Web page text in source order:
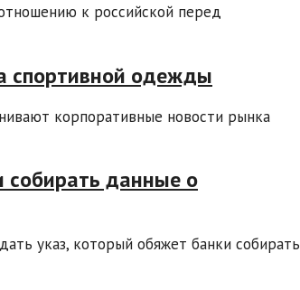
к российской перед
спортивной одежды
корпоративные новости рынка
собирать данные о
указ, который обяжет банки собирать